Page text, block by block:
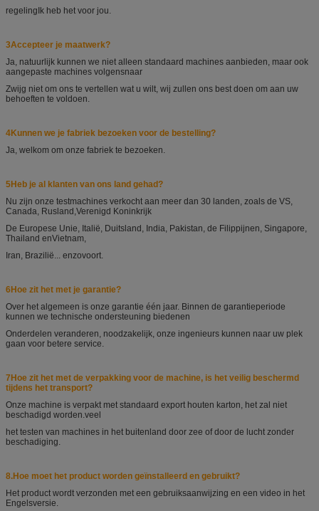
regelingIk heb het voor jou.
3Accepteer je maatwerk?
Ja, natuurlijk kunnen we niet alleen standaard machines aanbieden, maar ook
aangepaste machines volgensnaar
Zwijg niet om ons te vertellen wat u wilt, wij zullen ons best doen om aan uw
behoeften te voldoen.
4Kunnen we je fabriek bezoeken voor de bestelling?
Ja, welkom om onze fabriek te bezoeken.
5Heb je al klanten van ons land gehad?
Nu zijn onze testmachines verkocht aan meer dan 30 landen, zoals de VS,
Canada, Rusland,Verenigd Koninkrijk
De Europese Unie, Italië, Duitsland, India, Pakistan, de Filippijnen, Singapore,
Thailand enVietnam,
Iran, Brazilië... enzovoort.
6Hoe zit het met je garantie?
Over het algemeen is onze garantie één jaar. Binnen de garantieperiode
kunnen we technische ondersteuning biedenen
Onderdelen veranderen, noodzakelijk, onze ingenieurs kunnen naar uw plek
gaan voor betere service.
7Hoe zit het met de verpakking voor de machine, is het veilig beschermd
tijdens het transport?
Onze machine is verpakt met standaard export houten karton, het zal niet
beschadigd worden.veel
het testen van machines in het buitenland door zee of door de lucht zonder
beschadiging.
8.Hoe moet het product worden geïnstalleerd en gebruikt?
Het product wordt verzonden met een gebruiksaanwijzing en een video in het
Engelsversie.